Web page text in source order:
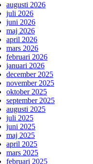
augusti 2026
juli 2026
juni 2026
maj 2026
april 2026
mars 2026
februari 2026
januari 2026
december 2025
november 2025
oktober 2025
september 2025
augusti 2025
juli 2025
juni 2025
maj 2025
april 2025
mars 2025
februari 2025